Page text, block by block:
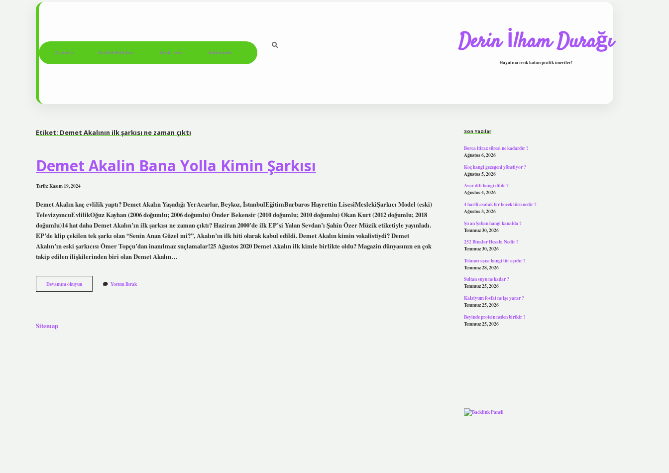
Anasayfa Gizlilik Politikası Yasal Uyarı Hakkımızda Derin İlham Durağı
Hayatına renk katan pratik öneriler!
Etiket: Demet Akalının ilk şarkısı ne zaman çıktı
Demet Akalin Bana Yolla Kimin Şarkısı
Tarih: Kasım 19, 2024
Demet Akalın kaç evlilik yaptı? Demet Akalın Yaşadığı YerAcarlar, Beykoz, İstanbulEğitimBarbaros Hayrettin LisesiMeslekiŞarkıcı Model (eski)
TelevizyoncuEvlilikOğuz Kayhan (2006 doğumlu; 2006 doğumlu) Önder Bekensir (2010 doğumlu; 2010 doğumlu) Okan Kurt (2012 doğumlu; 2018
doğumlu)14 hat daha Demet Akalın’ın ilk şarkısı ne zaman çıktı? Haziran 2000’de ilk EP’si Yalan Sevdan’ı Şahin Özer Müzik etiketiyle yayınladı.
EP’de klip çekilen tek şarkı olan “Senin Anan Güzel mi?”, Akalın’ın ilk hiti olarak kabul edildi. Demet Akalın kimin vokalistiydi? Demet
Akalın’ın eski şarkıcısı Ömer Topçu’dan inanılmaz suçlamalar!25 Ağustos 2020 Demet Akalın ilk kimle birlikte oldu? Magazin dünyasının en çok
takip edilen ilişkilerinden biri olan Demet Akalın…
Devamını okuyunDemet
Akalin
Yorum Bırak
Sitemap
Son Yazılar
Borca itiraz süresi ne kadardır ?
Ağustos 6, 2026
Koç hangi gezegeni yönetiyor ?
Ağustos 5, 2026
Avar dili hangi dilde ?
Ağustos 4, 2026
4 harfli asalak bir böcek türü nedir ?
Ağustos 3, 2026
Şu an Şaban hangi kanalda ?
Temmuz 30, 2026
252 Binalar Hesabı Nedir ?
Temmuz 30, 2026
Tetanoz aşısı hangi tür aşıdır ?
Temmuz 28, 2026
Sultan suyu ne kadar ?
Temmuz 25, 2026
Kalsiyum fosfat ne işe yarar ?
Temmuz 25, 2026
Beyinde protein neden birikir ?
Temmuz 25, 2026